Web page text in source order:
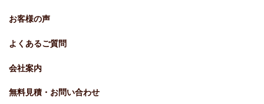
お客様の声
よくあるご質問
会社案内
無料見積・お問い合わせ